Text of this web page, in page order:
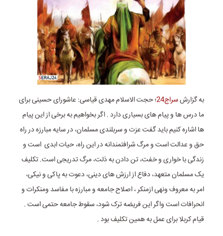
به گزارشسراج24
؛ حجت الاسلام مهدی قیاسی: عاشورای حسینی برای
ما درس ها و پیام های بسیاری دارد . اگر بخواهیم به برخی از این پیام
ها اشاره کنیم باید گفت عزت و سربلندی مسلمان، در سایه مبارزه در راه
حق و عدالت است و مرگ شرافتمندانه در این راه، حیات ابدی است و
زندگی با خواری و خفت، تن دادن به ذلت، مرگ تدریجی است. تکلیف
یک مسلمان متعهد، دفاع از ارزش های دینی، دعوت به پاکی و نیکی،
امر به معروف ونهی ازمنکر ، اصلاح جامعه و مبارزه با مفاسد ومنکرات و
انحرافات است واگر این فریضه ترک شود، سقوط جامعه حتمی است .
قیام کربلا برای عمل به همین تکلیف بود .